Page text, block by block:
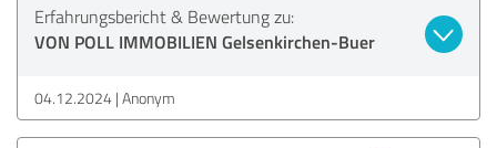
Erfahrungsbericht & Bewertung zu:
VON POLL IMMOBILIEN Gelsenkirchen-Buer
04.12.2024 Anonym